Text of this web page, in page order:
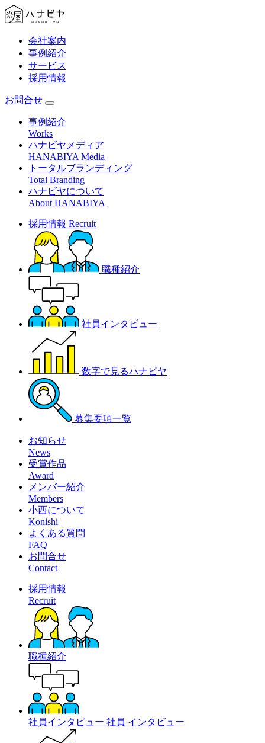
会社案内
事例紹介
サービス
採用情報
お問合せ
事例紹介
Works
ハナビヤメディア
HANABIYA Media
トータルブランディング
Total Branding
ハナビヤについて
About HANABIYA
採用情報 Recruit
職種紹介
社員インタビュー
数字で見るハナビヤ
募集要項一覧
お知らせ
News
受賞作品
Award
メンバー紹介
Members
小西について
Konishi
よくある質問
FAQ
お問合せ
Contact
採用情報
Recruit
職種紹介
社員インタビュー 社員 インタビュー